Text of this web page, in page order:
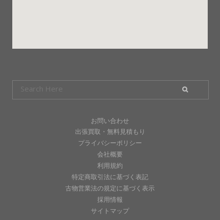
お問い合わせ
出張買取・無料見積もり
プライバシーポリシー
会社概要
利用規約
特定商取引法に基づく表記
古物営業法の規定に基づく表示
採用情報
サイトマップ